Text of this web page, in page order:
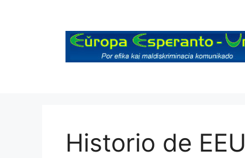
Historio de EEU